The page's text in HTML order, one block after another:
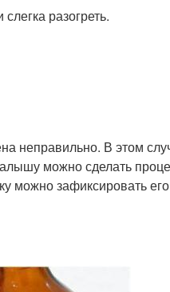
разогреть.
неправильно. В этом
можно сделать
можно зафиксировать